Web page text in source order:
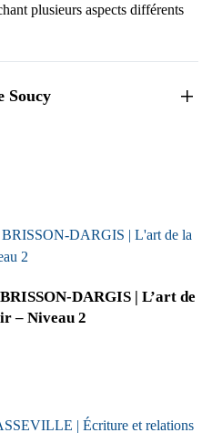
plusieurs aspects différents
Soucy
DARGIS | L’art de
– Niveau 2